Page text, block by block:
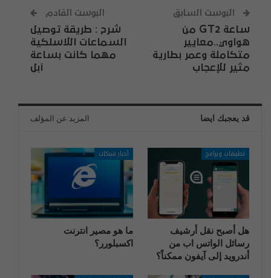
البوست السابق
ساعة GT2 من
هواوي..معايير
متكاملة وعمر بطارية
مثير للإعجاب
البوست القادم
شرح : طريقة توصيل
السماعات اللاسلكية
مهما كانت بساعة
آبل
قد يعجبك ايضا المزيد عن المؤلف
تطبيقات وبرامج
هل أصبح نقل أرشيف
رسائل الواتس اب من
أندرويد إلى آيفون ممكناً؟
أخبار شبكات
ما هو مصير انترنت
اكسبلورر؟